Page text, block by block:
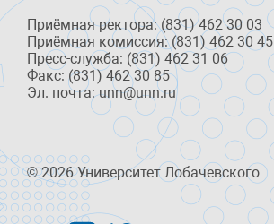
Приёмная ректора: (831) 462 30 03
Приёмная комиссия: (831) 462 30 45
Пресс-служба: (831) 462 31 06
Факс: (831) 462 30 85
Эл. почта: unn@unn.ru
© 2026 Университет Лобачевского